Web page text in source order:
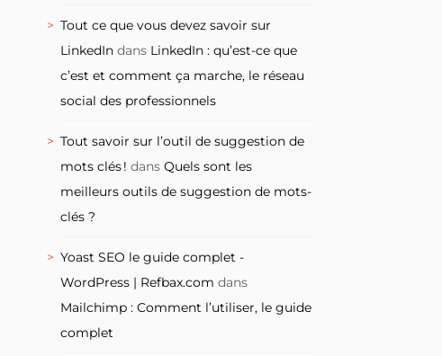
Tout ce que vous devez savoir sur
LinkedIn dans LinkedIn : qu’est-ce que
c’est et comment ça marche, le réseau
social des professionnels
Tout savoir sur l’outil de suggestion de
mots clés ! dansQuels sont les
meilleurs outils de suggestion de mots-
clés ?
Yoast SEO le guide complet -
WordPress | Refbax.com dans
Mailchimp : Comment l’utiliser, le guide
complet